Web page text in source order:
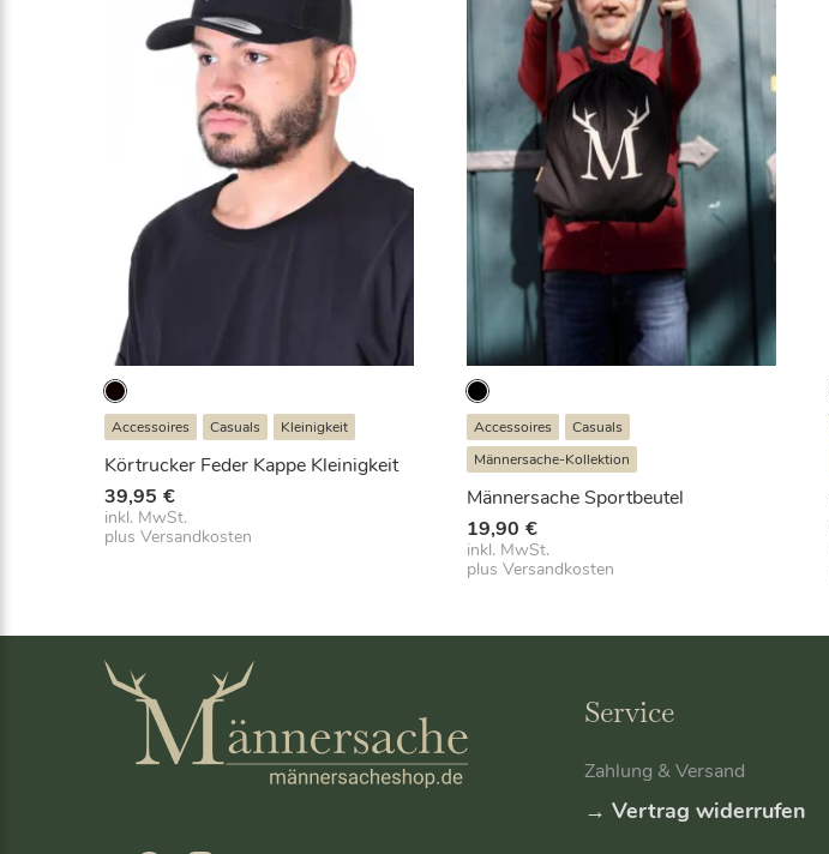
Accessoires Casuals Kleinigkeit
Körtrucker Feder Kappe Kleinigkeit
39,95 €
inkl. MwSt.
plus Versandkosten
Accessoires
Casuals
Männersache-Kollektion
Männersache Sportbeutel
19,90 €
inkl. MwSt.
plusVersandkosten
Service
Zahlung & Versand
→ Vertrag widerrufen